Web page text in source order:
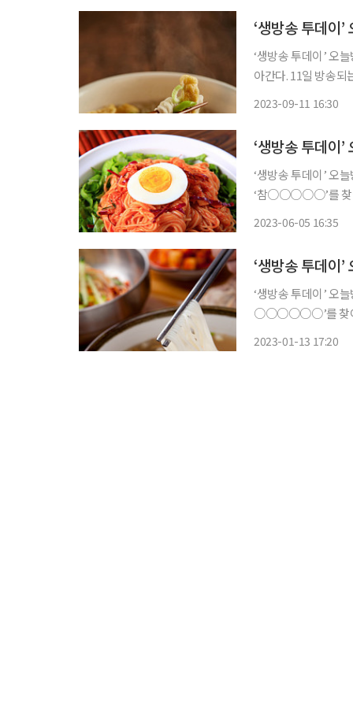
‘생방송 투데이’
아간다. 11일 방송되는 SBS ‘생방송 투데이’에서는 오늘방송맛집- 맛있GO 싸다GO 코너를
2023-09-11 16:30
‘생방송 투데이’ 오
‘참○○○○○’를 찾아간다. 5일 방송되는 SBS ‘생방송 투데이’
2023-06-05 16:35
‘생방송 투데이’ 오
○○○○○○’를 찾아간다. 13일 방송되는 SBS ‘생방송 투데이’에
2023-01-13 17:20